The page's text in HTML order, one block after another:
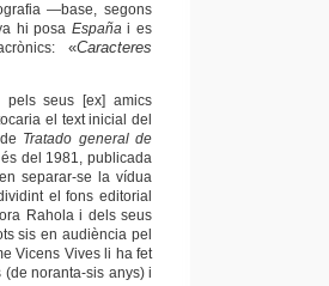
—base, segons
hi posa Españai es
«Caracteres
pels seus [ex] amics
el text inicial del
Tratado general de
del 1981, publicada
separar-se la vídua
el fons editorial
Rahola i dels seus
sis en audiència pel
Vicens Vives li ha fet
noranta-sis anys) i